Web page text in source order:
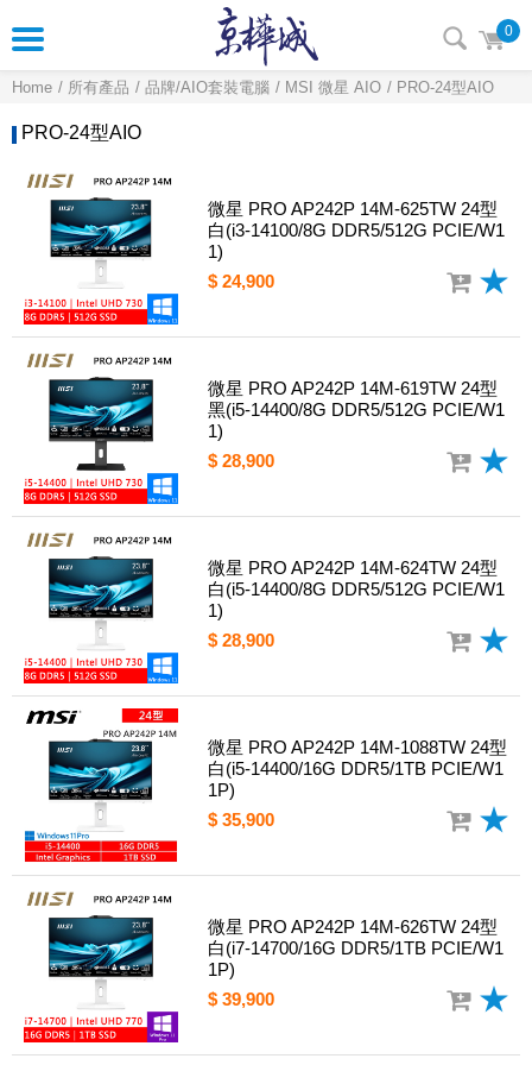
0
Home 所有產品 品牌/AIO套裝電腦 MSI 微星 AIO PRO-24型AIO
PRO-24型AIO
微星 PRO AP242P 14M-625TW 24型
白(i3-14100/8G DDR5/512G PCIE/W1
1)
$ 24,900
微星 PRO AP242P 14M-619TW 24型
黑(i5-14400/8G DDR5/512G PCIE/W1
1)
$ 28,900
微星 PRO AP242P 14M-624TW 24型
白(i5-14400/8G DDR5/512G PCIE/W1
1)
$ 28,900
微星 PRO AP242P 14M-1088TW 24型
白(i5-14400/16G DDR5/1TB PCIE/W1
1P)
$ 35,900
微星 PRO AP242P 14M-626TW 24型
白(i7-14700/16G DDR5/1TB PCIE/W1
1P)
$ 39,900